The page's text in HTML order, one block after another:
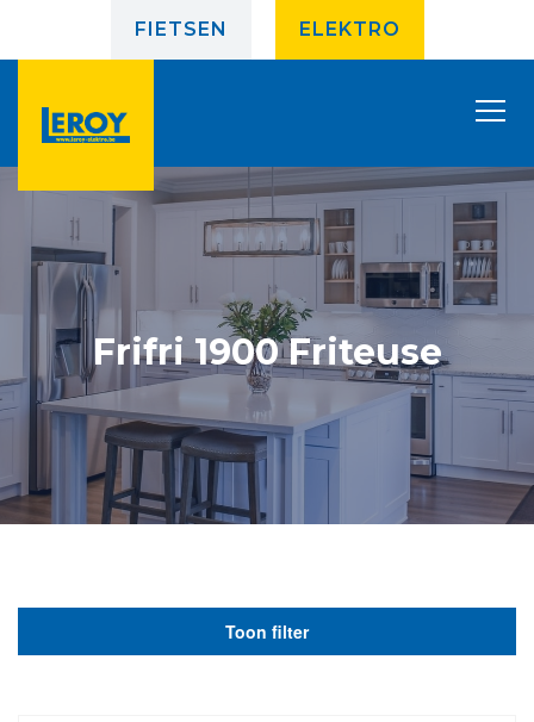
FIETSEN ELEKTRO
Frifri 1900 Friteuse
Toon filter